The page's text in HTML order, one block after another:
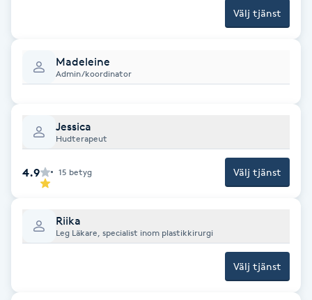
Frekvensterapi
Friskvård
Friskvårdsmassage
Funktionsanalys
Färgning
Välj tjänst
Madeleine
Admin/koordinator
Jessica
Hudterapeut
4.9 15 betyg Välj tjänst
Riika
Leg Läkare, specialist inom plastikkirurgi
Välj tjänst